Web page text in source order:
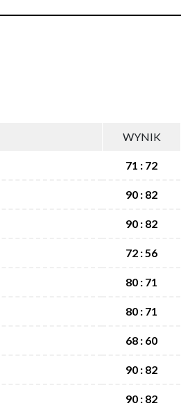
WYNIK
71 : 72
90 : 82
90 : 82
72 : 56
80 : 71
80 : 71
68 : 60
90 : 82
90 : 82